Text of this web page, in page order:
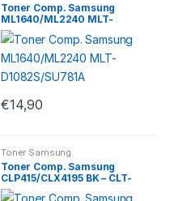
Toner Comp. Samsung
ML1640/ML2240 MLT-
D1082S/SU781A
€14,90
Toner Samsung
Toner Comp. Samsung
CLP415/CLX4195 BK – CLT-
K504S/SU158A